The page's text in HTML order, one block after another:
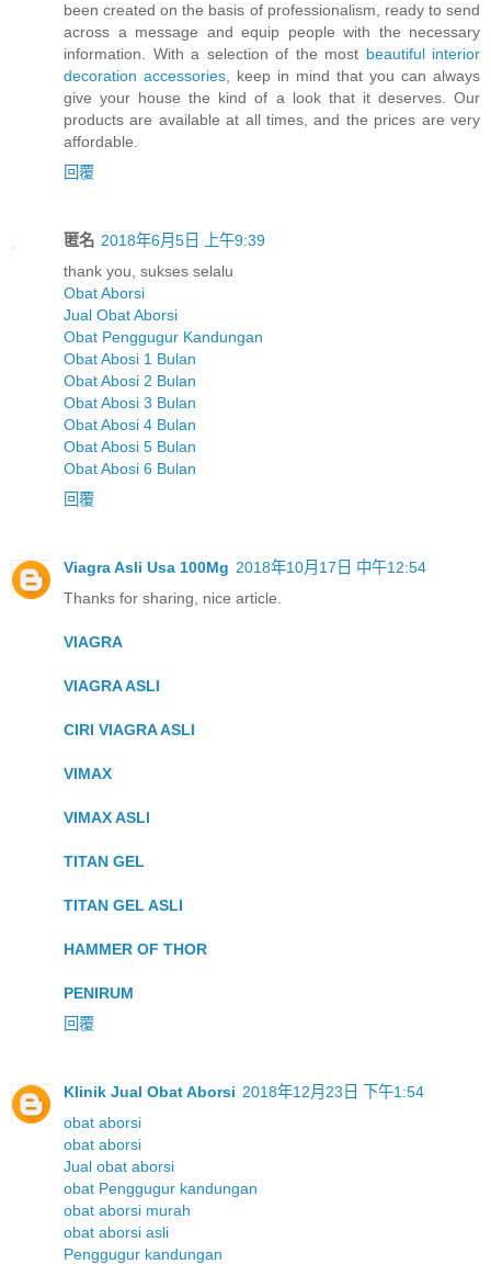
been created on the basis of professionalism, ready to send
across a message and equip people with the necessary
information. With a selection of the most beautiful interior
decoration accessories , keep in mind that you can always
give your house the kind of a look that it deserves. Our
products are available at all times, and the prices are very
affordable.
回覆
匿名 2018年6月5日 上午9:39
thank you, sukses selalu
Obat Aborsi
Jual Obat Aborsi
Obat Penggugur Kandungan
Obat Abosi 1 Bulan
Obat Abosi 2 Bulan
Obat Abosi 3 Bulan
Obat Abosi 4 Bulan
Obat Abosi 5 Bulan
Obat Abosi 6 Bulan
回覆
Viagra Asli Usa 100Mg 2018年10月17日 中午12:54
Thanks for sharing, nice article.
VIAGRA
VIAGRA ASLI
CIRI VIAGRA ASLI
VIMAX
VIMAX ASLI
TITAN GEL
TITAN GEL ASLI
HAMMER OF THOR
PENIRUM
回覆
Klinik Jual Obat Aborsi 2018年12月23日 下午1:54
obat aborsi
obat aborsi
Jual obat aborsi
obat Penggugur kandungan
obat aborsi murah
obat aborsi asli
Penggugur kandungan